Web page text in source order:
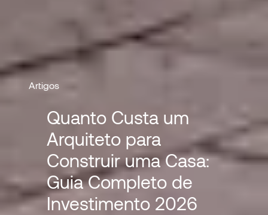
Artigos
Quanto Custa um
Arquiteto para
Construir uma Casa:
Guia Completo de
Investimento 2026